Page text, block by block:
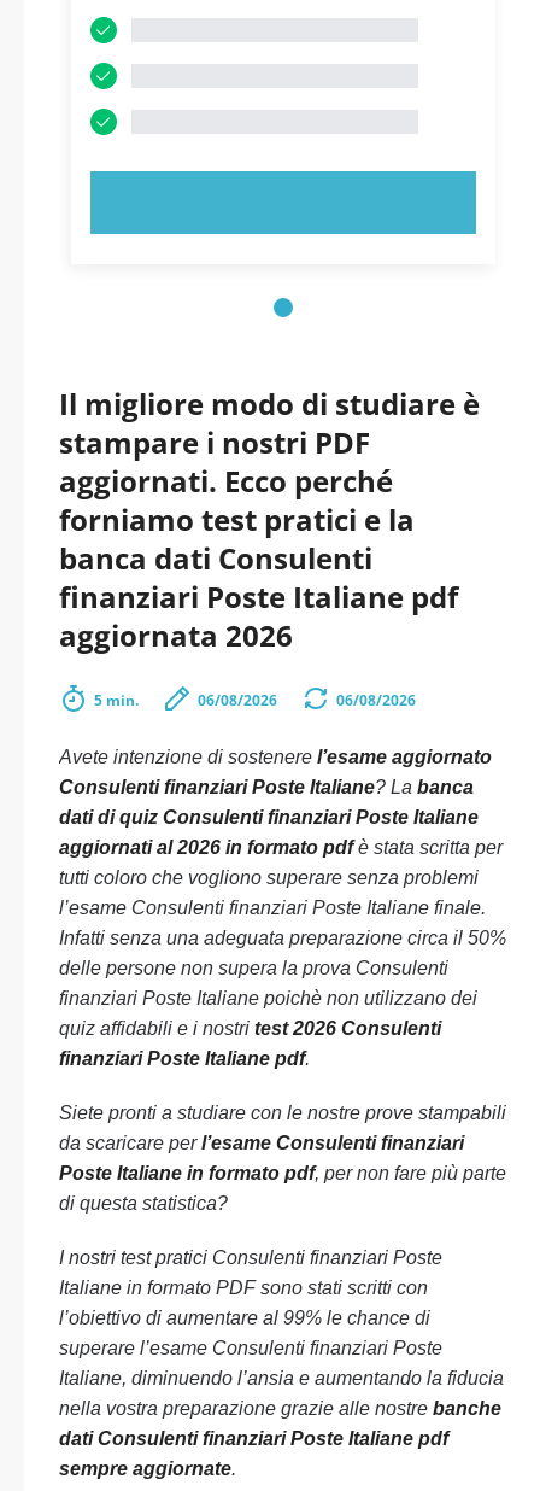
Il migliore modo di studiare è
stampare i nostri PDF
aggiornati. Ecco perché
forniamo test pratici e la
banca dati Consulenti
finanziari Poste Italiane pdf
aggiornata 2026
5 min. 06/08/2026 06/08/2026
Avete intenzione di sostenere l’esame aggiornato
Consulenti finanziari Poste Italiane? La banca
dati di quiz Consulenti finanziari Poste Italiane
aggiornati al 2026 in formato pdfè stata scritta per
tutti coloro che vogliono superare senza problemi
l’esame Consulenti finanziari Poste Italiane finale.
Infatti senza una adeguata preparazione circa il 50%
delle persone non supera la prova Consulenti
finanziari Poste Italiane poichè non utilizzano dei
quiz affidabili e i nostri test 2026 Consulenti
finanziari Poste Italiane pdf.
Siete pronti a studiare con le nostre prove stampabili
da scaricare perl’esame Consulenti finanziari
Poste Italiane in formato pdf, per non fare più parte
di questa statistica?
I nostri test pratici Consulenti finanziari Poste
Italiane in formato PDF sono stati scritti con
l’obiettivo di aumentare al 99% le chance di
superare l’esame Consulenti finanziari Poste
Italiane, diminuendo l’ansia e aumentando la fiducia
nella vostra preparazione grazie alle nostre banche
dati Consulenti finanziari Poste Italiane pdf
sempre aggiornate.